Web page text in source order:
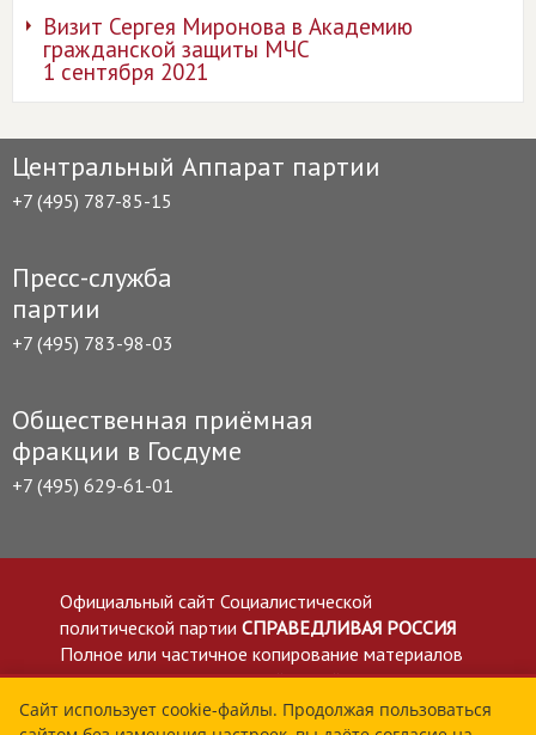
Визит Сергея Миронова в Академию
гражданской защиты МЧС
1 сентября 2021
Центральный Аппарат партии
+7 (495) 787-85-15
Пресс-служба
партии
+7 (495) 783-98-03
Общественная приёмная
фракции в Госдуме
+7 (495) 629-61-01
Официальный сайт Социалистической
политической партии СПРАВЕДЛИВАЯ РОССИЯ
Полное или частичное копирование материалов
приветствуется со ссылкой на сайт spravedlivo.ru
Политика в отношении обработки персональных
Сайт использует cookie-файлы. Продолжая пользоваться